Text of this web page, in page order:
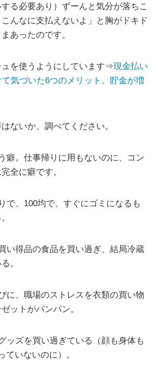
る必要あり）ずーんと気分が落ちこ
んなに支払えないよ」と胸がドキド
あったのです。
を使うようにしています⇒現金払い
気づいた6つのメリット。貯金が増
ないか、調べてください。
癖。仕事帰りに用もないのに、コン
全に癖です。
で、100均で、すぐにゴミになるも
い得品の食品を買い過ぎ、結局冷蔵
。
に、職場のストレスを衣類の買い物
ットがパンパン。
ッズを買い過ぎている（顔も身体も
ていないのに）。